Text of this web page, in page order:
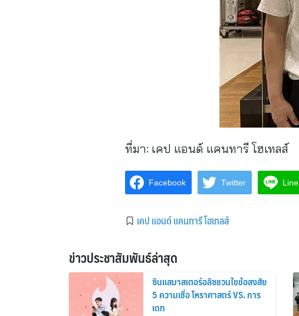
ที่มา: เคป แอนด์ แคนทารี โฮเทลส์
Facebook Twitter Line
เคป แอนด์ แคนทารี โฮเทลส์
ข่าวประชาสัมพันธ์ล่าสุด
ซินแสมาสเตอร์อลิซชวนไขข้อสงสัย
5 ความเชื่อ โหราศาสตร์ VS. การ
เดท